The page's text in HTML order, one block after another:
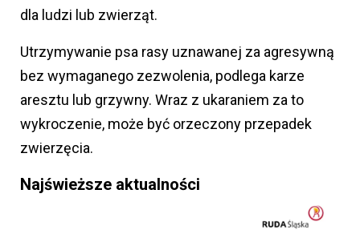
dla ludzi lub zwierząt.
Utrzymywanie psa rasy uznawanej za agresywną
bez wymaganego zezwolenia, podlega karze
aresztu lub grzywny. Wraz z ukaraniem za to
wykroczenie, może być orzeczony przepadek
zwierzęcia.
Najświeższe aktualności